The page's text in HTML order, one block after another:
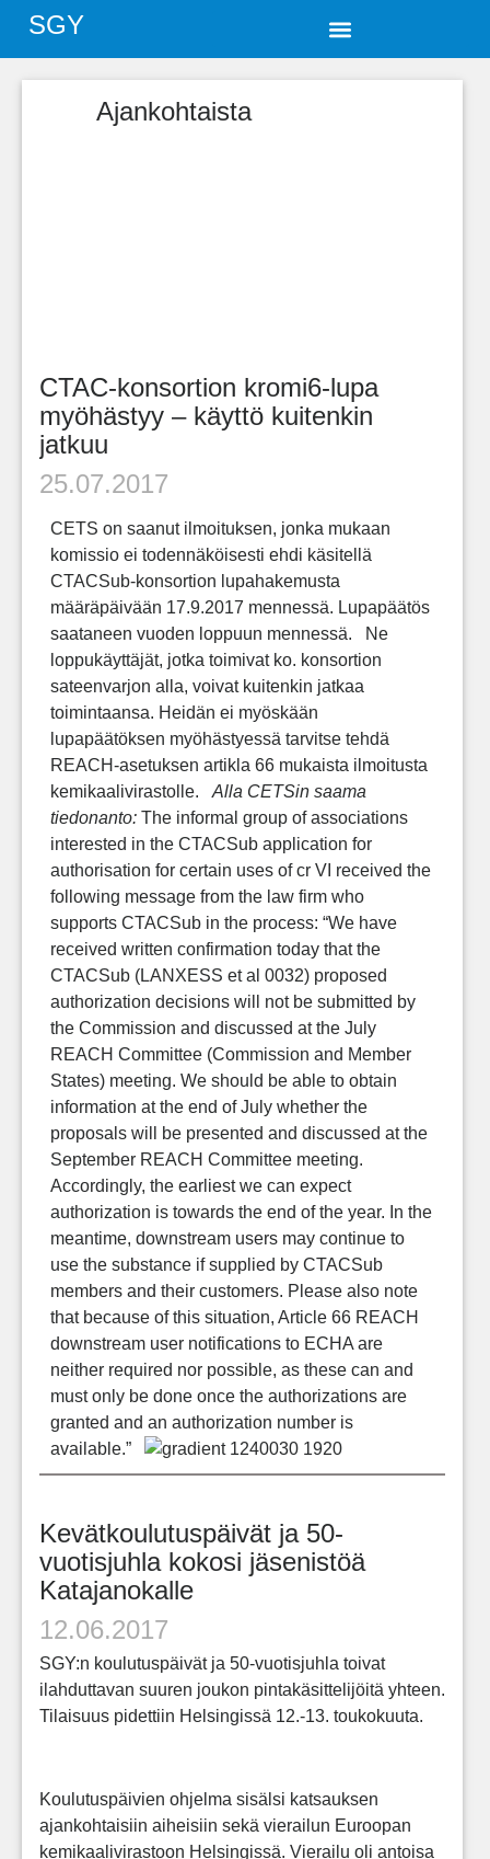
SGY
Ajankohtaista
CTAC-konsortion kromi6-lupa
myöhästyy – käyttö kuitenkin
jatkuu
25.07.2017
CETS on saanut ilmoituksen, jonka mukaan
komissio ei todennäköisesti ehdi käsitellä
CTACSub-konsortion lupahakemusta
määräpäivään 17.9.2017 mennessä. Lupapäätös
saataneen vuoden loppuun mennessä. Ne
loppukäyttäjät, jotka toimivat ko. konsortion
sateenvarjon alla, voivat kuitenkin jatkaa
toimintaansa. Heidän ei myöskään
lupapäätöksen myöhästyessä tarvitse tehdä
REACH-asetuksen artikla 66 mukaista ilmoitusta
kemikaalivirastolle. Alla CETSin saama
tiedonanto: The informal group of associations
interested in the CTACSub application for
authorisation for certain uses of cr VI received the
following message from the law firm who
supports CTACSub in the process: “We have
received written confirmation today that the
CTACSub (LANXESS et al 0032) proposed
authorization decisions will not be submitted by
the Commission and discussed at the July
REACH Committee (Commission and Member
States) meeting. We should be able to obtain
information at the end of July whether the
proposals will be presented and discussed at the
September REACH Committee meeting.
Accordingly, the earliest we can expect
authorization is towards the end of the year. In the
meantime, downstream users may continue to
use the substance if supplied by CTACSub
members and their customers. Please also note
that because of this situation, Article 66 REACH
downstream user notifications to ECHA are
neither required nor possible, as these can and
must only be done once the authorizations are
granted and an authorization number is
available.”
Kevätkoulutuspäivät ja 50-
vuotisjuhla kokosi jäsenistöä
Katajanokalle
12.06.2017
SGY:n koulutuspäivät ja 50-vuotisjuhla toivat
ilahduttavan suuren joukon pintakäsittelijöitä yhteen.
Tilaisuus pidettiin Helsingissä 12.-13. toukokuuta.
Koulutuspäivien ohjelma sisälsi katsauksen
ajankohtaisiin aiheisiin sekä vierailun Euroopan
kemikaalivirastoon Helsingissä. Vierailu oli antoisa